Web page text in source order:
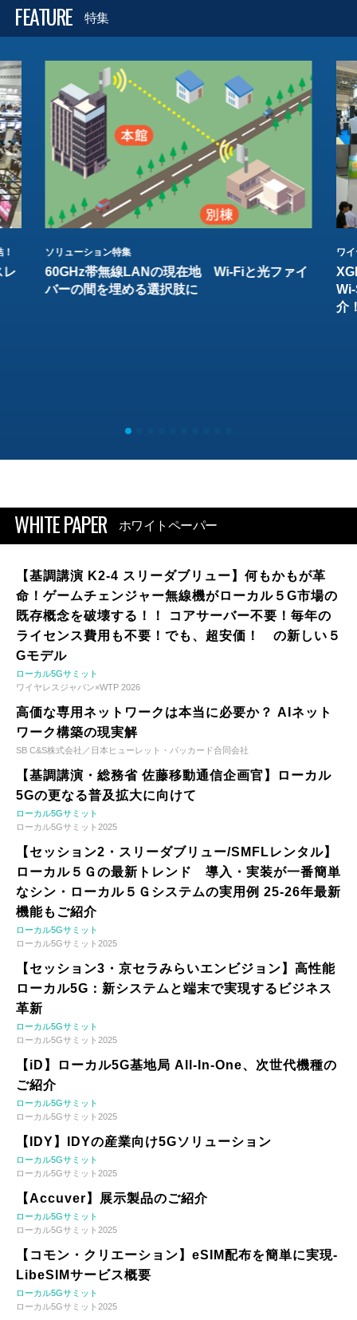
FEATURE 特集
レ
ソリューション特集
60GHz帯無線LANの現在地 Wi-Fiと光ファイ
バーの間を埋める選択肢に
ワ
介
WHITE PAPER ホワイトペーパー
【基調講演 K2-4 スリーダブリュー】何もかもが革
命！ゲームチェンジャー無線機がローカル５G市場の
既存概念を破壊する！！ コアサーバー不要！毎年の
ライセンス費用も不要！でも、超安価！ の新しい５
Gモデル
ローカル5Gサミット
ワイヤレスジャパン×WTP 2026
高価な専用ネットワークは本当に必要か？ AIネット
ワーク構築の現実解
SB C&S株式会社／日本ヒューレット・パッカード合同会社
【基調講演・総務省 佐藤移動通信企画官】ローカル
5Gの更なる普及拡大に向けて
ローカル5Gサミット
ローカル5Gサミット2025
【セッション2・スリーダブリュー/SMFLレンタル】
ローカル５Ｇの最新トレンド 導入・実装が一番簡単
なシン・ローカル５Ｇシステムの実用例 25-26年最新
機能もご紹介
ローカル5Gサミット
ローカル5Gサミット2025
【セッション3・京セラみらいエンビジョン】高性能
ローカル5G：新システムと端末で実現するビジネス
革新
ローカル5Gサミット
ローカル5Gサミット2025
【iD】ローカル5G基地局 All-In-One、次世代機種の
ご紹介
ローカル5Gサミット
ローカル5Gサミット2025
【IDY】IDYの産業向け5Gソリューション
ローカル5Gサミット
ローカル5Gサミット2025
【Accuver】展示製品のご紹介
ローカル5Gサミット
ローカル5Gサミット2025
【コモン・クリエーション】eSIM配布を簡単に実現-
LibeSIMサービス概要
ローカル5Gサミット
ローカル5Gサミット2025